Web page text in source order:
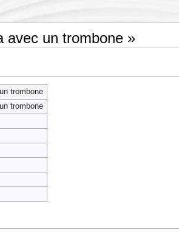
avec un trombone »
trombone
trombone